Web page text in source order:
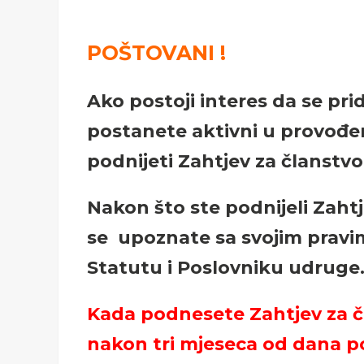
POŠTOVANI !
Ako postoji interes da se
postanete aktivni u
podnijeti Zahtjev za
Nakon što ste podnijeli
seupoznate sa svojim
Statutu i Poslovniku udruge.
Kada podnesete Zahtjev za
nakon tri mjeseca od dana